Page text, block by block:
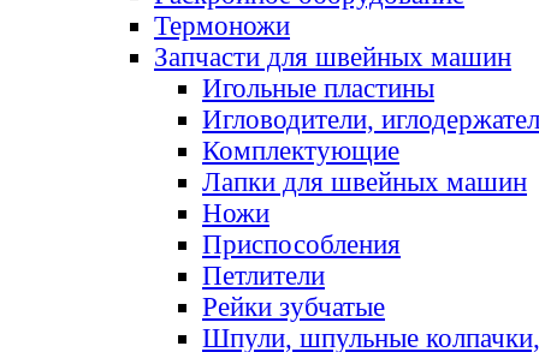
Термоножи
Запчасти для швейных машин
Игольные пластины
Игловодители,
Комплектующие
Лапки для швейных машин
Ножи
Приспособления
Петлители
Рейки зубчатые
Шпули, шпульные